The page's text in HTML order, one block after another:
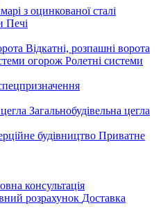
з оцинкованої сталі
Печі
Відкатні, розпашні ворота
огорож Ролетні системи
Загальнобудівельна цегла
будівництво Приватне
консультація
розрахунок Доставка